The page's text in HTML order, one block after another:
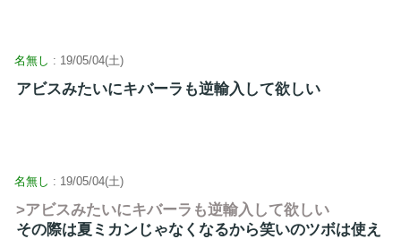
名無し : 19/05/04(土)
アビスみたいにキバーラも逆輸入して欲しい
名無し : 19/05/04(土)
>アビスみたいにキバーラも逆輸入して欲しい
その際は夏ミカンじゃなくなるから笑いのツボは使え